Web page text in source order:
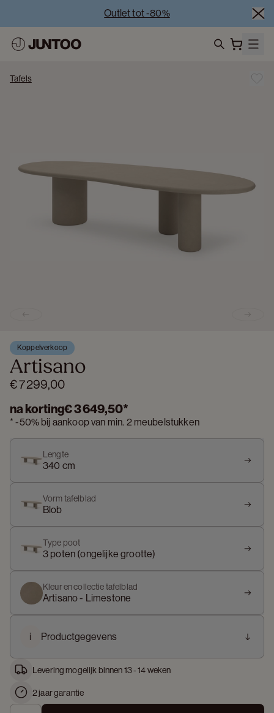
Outlet tot -80%
Tafels
Koppelverkoop
Artisano
€ 7 299,00
na korting€ 3 649,50*
*-50% bij aankoop van min. 2 meubelstukken
Lengte
340 cm
Vorm tafelblad
Blob
Type poot
3 poten (ongelijke grootte)
Kleur en collectie tafelblad
Artisano - Limestone
i Productgegevens
Levering mogelijk binnen 13 - 14 weken
2 jaar garantie